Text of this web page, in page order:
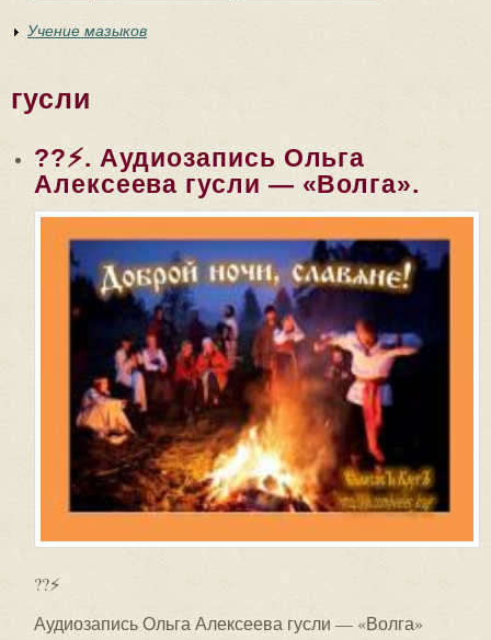
Учение мазыков
гусли
??⚡. Аудиозапись Ольга
Алексеева гусли — «Волга».
??⚡
Аудиозапись Ольга Алексеева гусли — «Волга»